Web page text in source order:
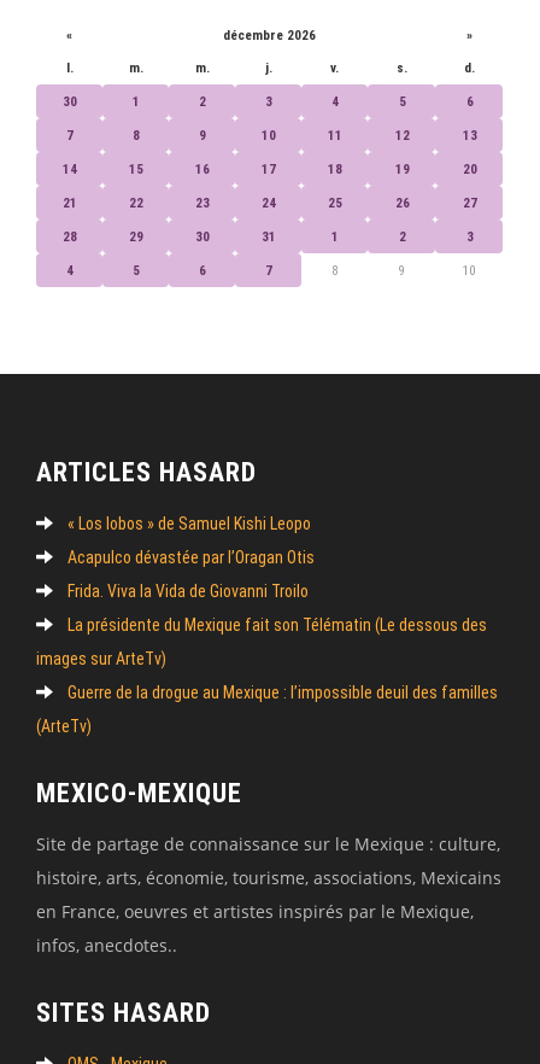
« décembre 2026 »
l. m. m. j. v. s. d.
30 1 2 3 4 5 6
7 8 9 10 11 12 13
14 15 16 17 18 19 20
21 22 23 24 25 26 27
28 29 30 31 1 2 3
4 5 6 7 8 9 10
ARTICLES HASARD
« Los lobos » de Samuel Kishi Leopo
Acapulco dévastée par l’Oragan Otis
Frida. Viva la Vida de Giovanni Troilo
La présidente du Mexique fait son Télématin (Le dessous des
images sur ArteTv)
Guerre de la drogue au Mexique : l’impossible deuil des familles
(ArteTv)
MEXICO-MEXIQUE
Site de partage de connaissance sur le Mexique : culture,
histoire, arts, économie, tourisme, associations, Mexicains
en France, oeuvres et artistes inspirés par le Mexique,
infos, anecdotes..
SITES HASARD